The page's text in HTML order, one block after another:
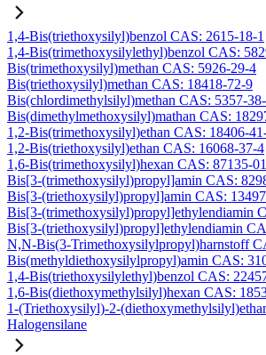
1,4-Bis(triethoxysilyl)benzol CAS: 2615-18-1
1,4-Bis(trimethoxysilylethyl)benzol CAS:
Bis(trimethoxysilyl)methan CAS: 5926-29-4
Bis(triethoxysilyl)methan CAS: 18418-72-9
Bis(chlordimethylsilyl)methan CAS: 5357-
Bis(dimethylmethoxysilyl)mathan CAS:
1,2-Bis(trimethoxysilyl)ethan CAS: 18406-
1,2-Bis(triethoxysilyl)ethan CAS: 16068-37-4
1,6-Bis(trimethoxysilyl)hexan CAS: 87135-
Bis[3-(trimethoxysilyl)propyl]amin CAS:
Bis[3-(triethoxysilyl)propyl]amin CAS:
Bis[3-(trimethoxysilyl)propyl]ethylendiamin
Bis[3-(triethoxysilyl)propyl]ethylendiamin
N,N-Bis(3-Trimethoxysilylpropyl)harnstoff
Bis(methyldiethoxysilylpropyl)amin CAS:
1,4-Bis(triethoxysilylethyl)benzol CAS:
1,6-Bis(diethoxymethylsilyl)hexan CAS:
1-(Triethoxysilyl)-2-
Halogensilane